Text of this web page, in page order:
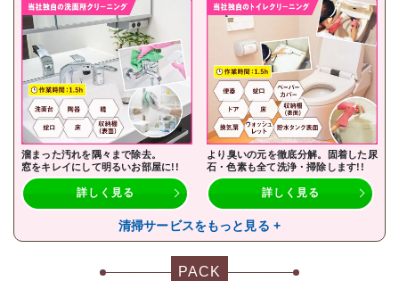
溜まった汚れを隅々まで除去。
窓をキレイにして明るいお部屋に!!
詳しく見る
より臭いの元を徹底分解。固着した尿
石・色素も全て洗浄・掃除します!!
詳しく見る
清掃サービスをもっと見る +
PACK